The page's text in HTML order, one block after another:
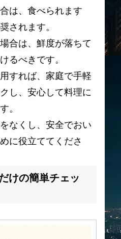
は、食べられます
されます。
合は、鮮度が落ちて
るべきです。
すれば、家庭で手軽
し、安心して料理に
。
なくし、安全でおい
に役立ててくださ
けの簡単チェッ